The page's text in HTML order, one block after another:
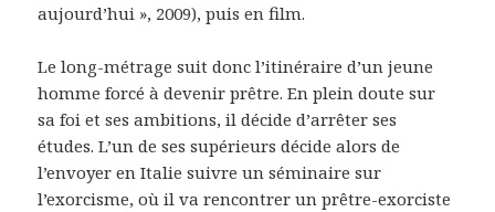
aujourd’hui », 2009), puis en film.
Le long-métrage suit donc l’itinéraire d’un jeune
homme forcé à devenir prêtre. En plein doute sur
sa foi et ses ambitions, il décide d’arrêter ses
études. L’un de ses supérieurs décide alors de
l’envoyer en Italie suivre un séminaire sur
l’exorcisme, où il va rencontrer un prêtre-exorciste